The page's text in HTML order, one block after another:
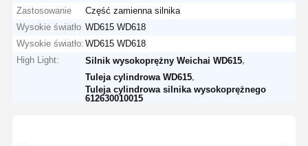
Zastosowanie
Część zamienna silnika
Wysokie światło WD615 WD618
Wysokie światło: WD615 WD618
High Light:
Silnik wysokoprężny Weichai WD615
Tuleja cylindrowa WD615
Tuleja cylindrowa silnika wysokoprężnego
612630010015